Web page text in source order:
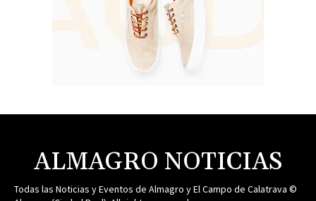
ALMAGRO NOTICIAS
Todas las Noticias y Eventos de Almagro y El Campo de Calatrava ©